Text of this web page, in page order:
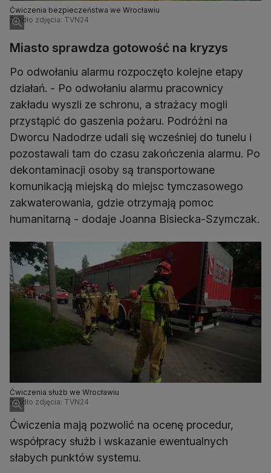
Ćwiczenia bezpieczeństwa we Wrocławiu
Źródło zdjęcia: TVN24
Miasto sprawdza gotowość na kryzys
Po odwołaniu alarmu rozpoczęto kolejne etapy
działań. - Po odwołaniu alarmu pracownicy
zakładu wyszli ze schronu, a strażacy mogli
przystąpić do gaszenia pożaru. Podróżni na
Dworcu Nadodrze udali się wcześniej do tunelu i
pozostawali tam do czasu zakończenia alarmu. Po
dekontaminacji osoby są transportowane
komunikacją miejską do miejsc tymczasowego
zakwaterowania, gdzie otrzymają pomoc
humanitarną - dodaje Joanna Bisiecka-Szymczak.
Ćwiczenia służb we Wrocławiu
Źródło zdjęcia: TVN24
Ćwiczenia mają pozwolić na ocenę procedur,
współpracy służb i wskazanie ewentualnych
słabych punktów systemu.